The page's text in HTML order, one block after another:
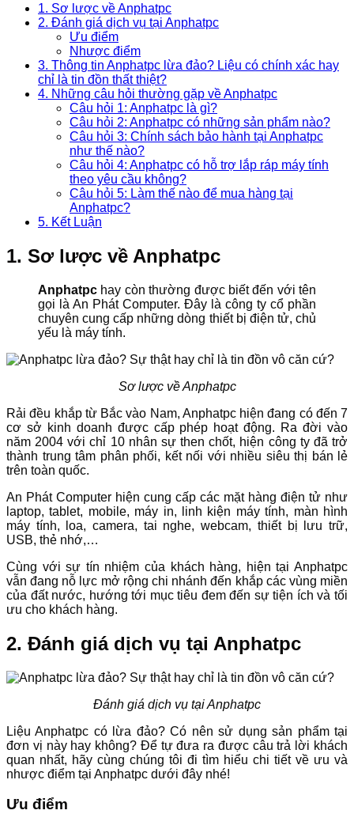
1. Sơ lược về Anphatpc
2. Đánh giá dịch vụ tại Anphatpc
Ưu điểm
Nhược điểm
3. Thông tin Anphatpc lừa đảo? Liệu có chính xác hay
chỉ là tin đồn thất thiệt?
4. Những câu hỏi thường gặp về Anphatpc
Câu hỏi 1: Anphatpc là gì?
Câu hỏi 2: Anphatpc có những sản phẩm nào?
Câu hỏi 3: Chính sách bảo hành tại Anphatpc
như thế nào?
Câu hỏi 4: Anphatpc có hỗ trợ lắp ráp máy tính
theo yêu cầu không?
Câu hỏi 5: Làm thế nào để mua hàng tại
Anphatpc?
5. Kết Luận
1. Sơ lược về Anphatpc
Anphatpc hay còn thường được biết đến với tên
gọi là An Phát Computer. Đây là công ty cổ phần
chuyên cung cấp những dòng thiết bị điện tử, chủ
yếu là máy tính.
Sơ lược về Anphatpc
Rải đều khắp từ Bắc vào Nam, Anphatpc hiện đang có đến 7
cơ sở kinh doanh được cấp phép hoạt động. Ra đời vào
năm 2004 với chỉ 10 nhân sự then chốt, hiện công ty đã trở
thành trung tâm phân phối, kết nối với nhiều siêu thị bán lẻ
trên toàn quốc.
An Phát Computer hiện cung cấp các mặt hàng điện tử như
laptop, tablet, mobile, máy in, linh kiện máy tính, màn hình
máy tính, loa, camera, tai nghe, webcam, thiết bị lưu trữ,
USB, thẻ nhớ,…
Cùng với sự tín nhiệm của khách hàng, hiện tại Anphatpc
vẫn đang nỗ lực mở rộng chi nhánh đến khắp các vùng miền
của đất nước, hướng tới mục tiêu đem đến sự tiện ích và tối
ưu cho khách hàng.
2. Đánh giá dịch vụ tại Anphatpc
Đánh giá dịch vụ tại Anphatpc
Liệu Anphatpc có lừa đảo? Có nên sử dụng sản phẩm tại
đơn vị này hay không? Để tự đưa ra được câu trả lời khách
quan nhất, hãy cùng chúng tôi đi tìm hiểu chi tiết về ưu và
nhược điểm tại Anphatpc dưới đây nhé!
Ưu điểm